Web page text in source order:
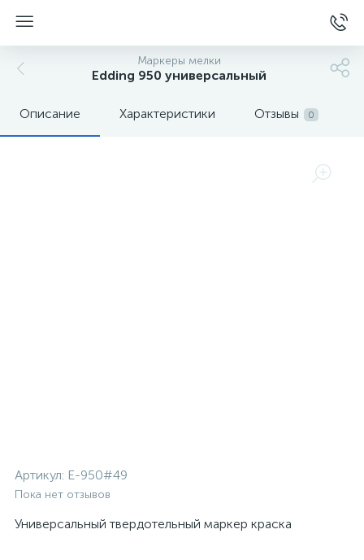
Маркеры мелки
Edding 950 универсальный
Описание Характеристики Отзывы 0
Артикул: E-950#49
Пока нет отзывов
Универсальный твердотельный маркер краска